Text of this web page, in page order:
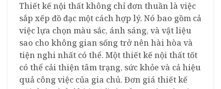
Thiết kế nội thất không chỉ đơn thuần là việc
sắp xếp đồ đạc một cách hợp lý. Nó bao gồm cả
việc lựa chọn màu sắc, ánh sáng, và vật liệu
sao cho không gian sống trở nên hài hòa và
tiện nghi nhất có thể. Một thiết kế nội thất tốt
có thể cải thiện tâm trạng, sức khỏe và cả hiệu
quả công việc của gia chủ. Đơn giá thiết kế